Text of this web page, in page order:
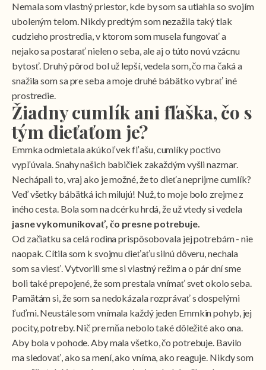
Nemala som vlastný priestor, kde by som sa utiahla so svojím
uboleným telom. Nikdy predtým som nezažila taký tlak
cudzieho prostredia, v ktorom som musela fungovať a
nejako sa postarať nielen o seba, ale aj o túto novú vzácnu
bytosť. Druhý pôrod bol už lepší, vedela som, čo ma čaká a
snažila som sa pre seba a moje druhé bábätko vybrať iné
prostredie.
Žiadny cumlík ani fľaška, čo s
tým dieťaťom je?
Emmka odmietala akúkoľvek fľašu, cumlíky poctivo
vypľúvala. Snahy našich babičiek zakaždým vyšli nazmar.
Nechápali to, vraj ako je možné, že to dieťa neprijme cumlík?
Veď všetky bábätká ich milujú! Nuž, to moje bolo zrejme z
iného cesta. Bola som na dcérku hrdá, že už vtedy si vedela
jasne vykomunikovať, čo presne potrebuje.
Od začiatku sa celá rodina prispôsobovala jej potrebám - nie
naopak. Cítila som k svojmu dieťaťu silnú dôveru, nechala
som sa viesť. Vytvorili sme si vlastný režim a o pár dní sme
boli také prepojené, že som prestala vnímať svet okolo seba.
Pamätám si, že som sa nedokázala rozprávať s dospelými
ľuďmi. Neustále som vnímala každý jeden Emmkin pohyb, jej
pocity, potreby. Nič pre mňa nebolo také dôležité ako ona.
Aby bola v pohode. Aby mala všetko, čo potrebuje. Bavilo
ma sledovať, ako sa mení, ako vníma, ako reaguje. Nikdy som